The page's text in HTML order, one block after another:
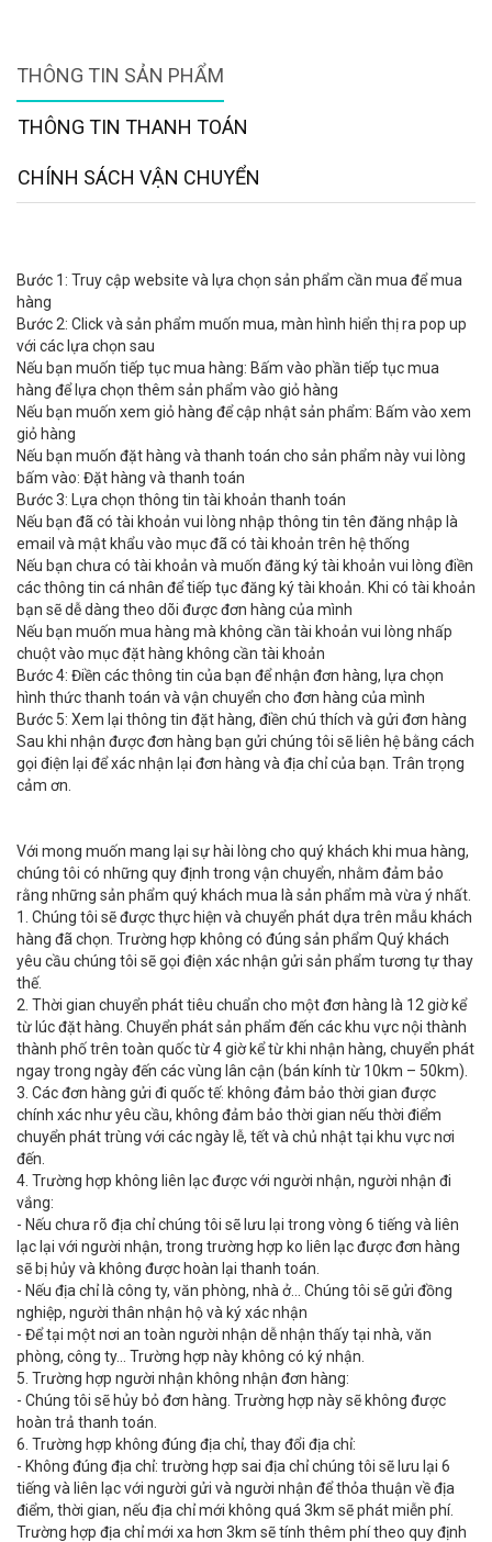
THÔNG TIN SẢN PHẨM
THÔNG TIN THANH TOÁN
CHÍNH SÁCH VẬN CHUYỂN
Bước 1: Truy cập website và lựa chọn sản phẩm cần mua để mua
hàng
Bước 2: Click và sản phẩm muốn mua, màn hình hiển thị ra pop up
với các lựa chọn sau
Nếu bạn muốn tiếp tục mua hàng: Bấm vào phần tiếp tục mua
hàng để lựa chọn thêm sản phẩm vào giỏ hàng
Nếu bạn muốn xem giỏ hàng để cập nhật sản phẩm: Bấm vào xem
giỏ hàng
Nếu bạn muốn đặt hàng và thanh toán cho sản phẩm này vui lòng
bấm vào: Đặt hàng và thanh toán
Bước 3: Lựa chọn thông tin tài khoản thanh toán
Nếu bạn đã có tài khoản vui lòng nhập thông tin tên đăng nhập là
email và mật khẩu vào mục đã có tài khoản trên hệ thống
Nếu bạn chưa có tài khoản và muốn đăng ký tài khoản vui lòng điền
các thông tin cá nhân để tiếp tục đăng ký tài khoản. Khi có tài khoản
bạn sẽ dễ dàng theo dõi được đơn hàng của mình
Nếu bạn muốn mua hàng mà không cần tài khoản vui lòng nhấp
chuột vào mục đặt hàng không cần tài khoản
Bước 4: Điền các thông tin của bạn để nhận đơn hàng, lựa chọn
hình thức thanh toán và vận chuyển cho đơn hàng của mình
Bước 5: Xem lại thông tin đặt hàng, điền chú thích và gửi đơn hàng
Sau khi nhận được đơn hàng bạn gửi chúng tôi sẽ liên hệ bằng cách
gọi điện lại để xác nhận lại đơn hàng và địa chỉ của bạn. Trân trọng
cảm ơn.
Với mong muốn mang lại sự hài lòng cho quý khách khi mua hàng,
chúng tôi có những quy định trong vận chuyển, nhằm đảm bảo
rằng những sản phẩm quý khách mua là sản phẩm mà vừa ý nhất.
1. Chúng tôi sẽ được thực hiện và chuyển phát dựa trên mẫu khách
hàng đã chọn. Trường hợp không có đúng sản phẩm Quý khách
yêu cầu chúng tôi sẽ gọi điện xác nhận gửi sản phẩm tương tự thay
thế.
2. Thời gian chuyển phát tiêu chuẩn cho một đơn hàng là 12 giờ kể
từ lúc đặt hàng. Chuyển phát sản phẩm đến các khu vực nội thành
thành phố trên toàn quốc từ 4 giờ kể từ khi nhận hàng, chuyển phát
ngay trong ngày đến các vùng lân cận (bán kính từ 10km – 50km).
3. Các đơn hàng gửi đi quốc tế: không đảm bảo thời gian được
chính xác như yêu cầu, không đảm bảo thời gian nếu thời điểm
chuyển phát trùng với các ngày lễ, tết và chủ nhật tại khu vực nơi
đến.
4. Trường hợp không liên lạc được với người nhận, người nhận đi
vắng:
- Nếu chưa rõ địa chỉ chúng tôi sẽ lưu lại trong vòng 6 tiếng và liên
lạc lại với người nhận, trong trường hợp ko liên lạc được đơn hàng
sẽ bị hủy và không được hoàn lại thanh toán.
- Nếu địa chỉ là công ty, văn phòng, nhà ở… Chúng tôi sẽ gửi đồng
nghiệp, người thân nhận hộ và ký xác nhận
- Để tại một nơi an toàn người nhận dễ nhận thấy tại nhà, văn
phòng, công ty… Trường hợp này không có ký nhận.
5. Trường hợp người nhận không nhận đơn hàng:
- Chúng tôi sẽ hủy bỏ đơn hàng. Trường hợp này sẽ không được
hoàn trả thanh toán.
6. Trường hợp không đúng địa chỉ, thay đổi địa chỉ:
- Không đúng địa chỉ: trường hợp sai địa chỉ chúng tôi sẽ lưu lại 6
tiếng và liên lạc với người gửi và người nhận để thỏa thuận về địa
điểm, thời gian, nếu địa chỉ mới không quá 3km sẽ phát miễn phí.
Trường hợp địa chỉ mới xa hơn 3km sẽ tính thêm phí theo quy định